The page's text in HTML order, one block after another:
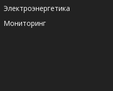
Электроэнергетика
Мониторинг